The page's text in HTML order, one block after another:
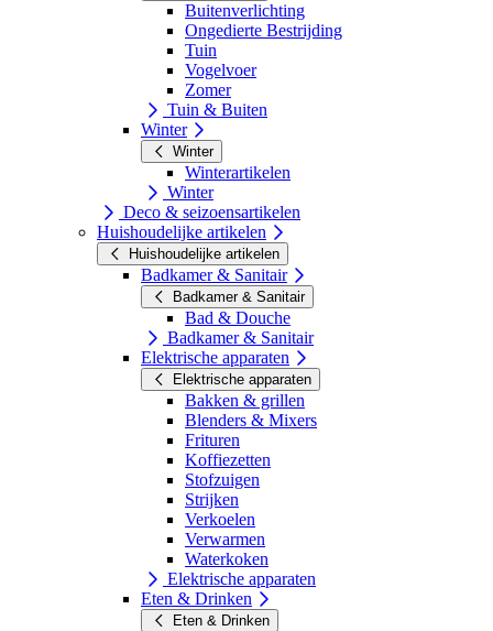
Buitenverlichting
Ongedierte Bestrijding
Tuin
Vogelvoer
Zomer
Tuin & Buiten
Winter
Winter
Winterartikelen
Winter
Deco & seizoensartikelen
Huishoudelijke artikelen
Huishoudelijke artikelen
Badkamer & Sanitair
Badkamer & Sanitair
Bad & Douche
Badkamer & Sanitair
Elektrische apparaten
Elektrische apparaten
Bakken & grillen
Blenders & Mixers
Frituren
Koffiezetten
Stofzuigen
Strijken
Verkoelen
Verwarmen
Waterkoken
Elektrische apparaten
Eten & Drinken
Eten & Drinken